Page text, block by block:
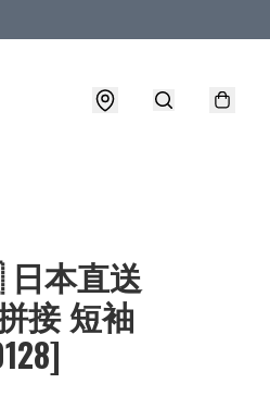
本直送
接 短袖